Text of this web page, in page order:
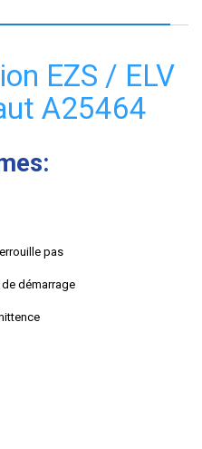
EZS / ELV
A25464
pas
démarrage